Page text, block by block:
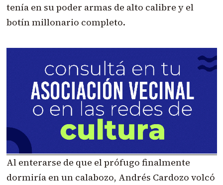
tenía en su poder armas de alto calibre y el
botín millonario completo.
Al enterarse de que el prófugo finalmente
dormiría en un calabozo, Andrés Cardozo volcó